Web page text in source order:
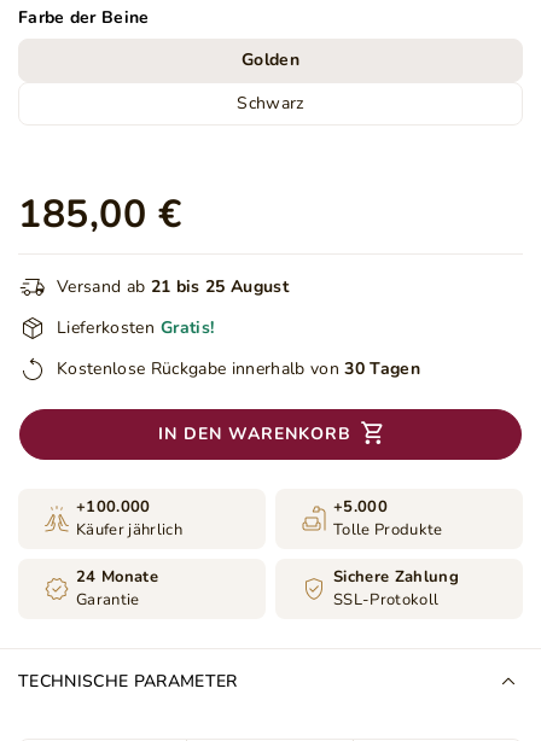
Farbe der Beine
Golden
Schwarz
185,00 €
Versand ab 21 bis 25 August
Lieferkosten Gratis!
Kostenlose Rückgabe innerhalb von 30 Tagen
IN DEN WARENKORB
+100.000
Käufer jährlich
+5.000
Tolle Produkte
24 Monate
Garantie
Sichere Zahlung
SSL-Protokoll
TECHNISCHE PARAMETER